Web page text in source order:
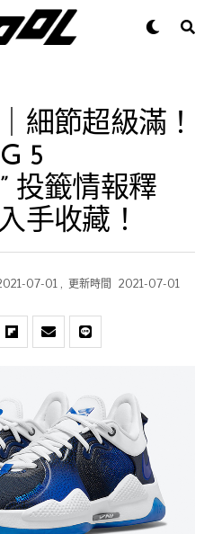
細節超級滿！
5
投籤情報釋
手收藏！
07-01, 更新時間 2021-07-01